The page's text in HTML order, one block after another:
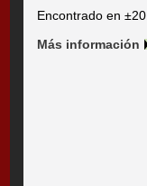
Encontrado en
Más información